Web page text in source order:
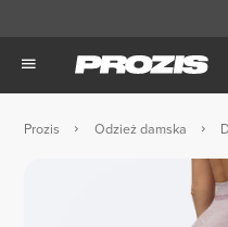
Prozis Odzież damska